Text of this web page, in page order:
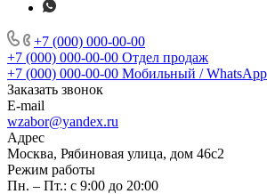
+7 (000) 000-00-00
+7 (000) 000-00-00 Отдел продаж
+7 (000) 000-00-00 Мобильный / WhatsApp
Заказать звонок
E-mail
wzabor@yandex.ru
Адрес
Москва, Рябиновая улица, дом 46с2
Режим работы
Пн. – Пт.: с 9:00 до 20:00